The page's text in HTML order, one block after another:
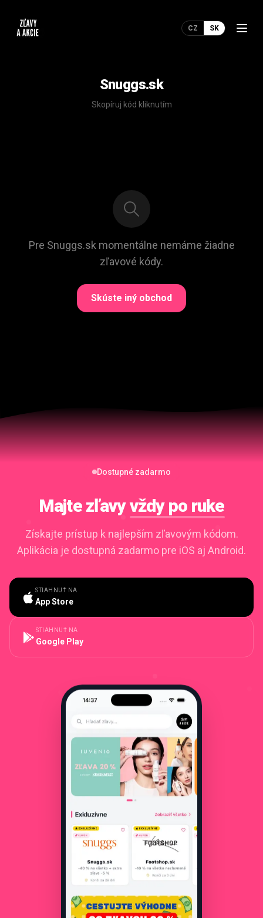
CZ SK
Snuggs.sk
Skopíruj kód kliknutím
Pre Snuggs.sk momentálne nemáme žiadne
zľavové kódy.
Skúste iný obchod
Dostupné zadarmo
Majte zľavyvždy po ruke
Získajte prístup k najlepším zľavovým kódom.
Aplikácia je dostupná zadarmo pre iOS aj Android.
STIAHNUŤ NA
App Store
STIAHNUŤ NA
Google Play